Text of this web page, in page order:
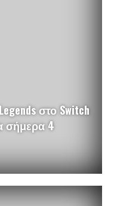
στο Switch
σήμερα 4